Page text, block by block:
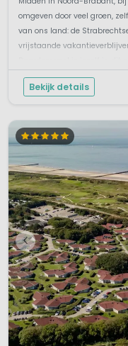
omgeven door veel groen,
van ons land: de
vrijstaande
Bekijk details